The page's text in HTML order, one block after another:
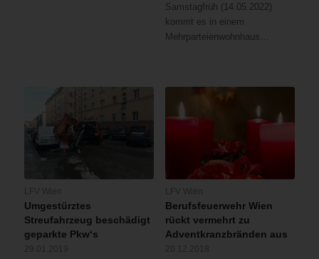
Samstagfrüh (14.05.2022)
kommt es in einem
Mehrparteienwohnhaus…
Umgestürztes
Streufahrzeug beschädigt
geparkte Pkw‘s
Berufsfeuerwehr Wien
rückt vermehrt zu
Adventkranzbränden aus